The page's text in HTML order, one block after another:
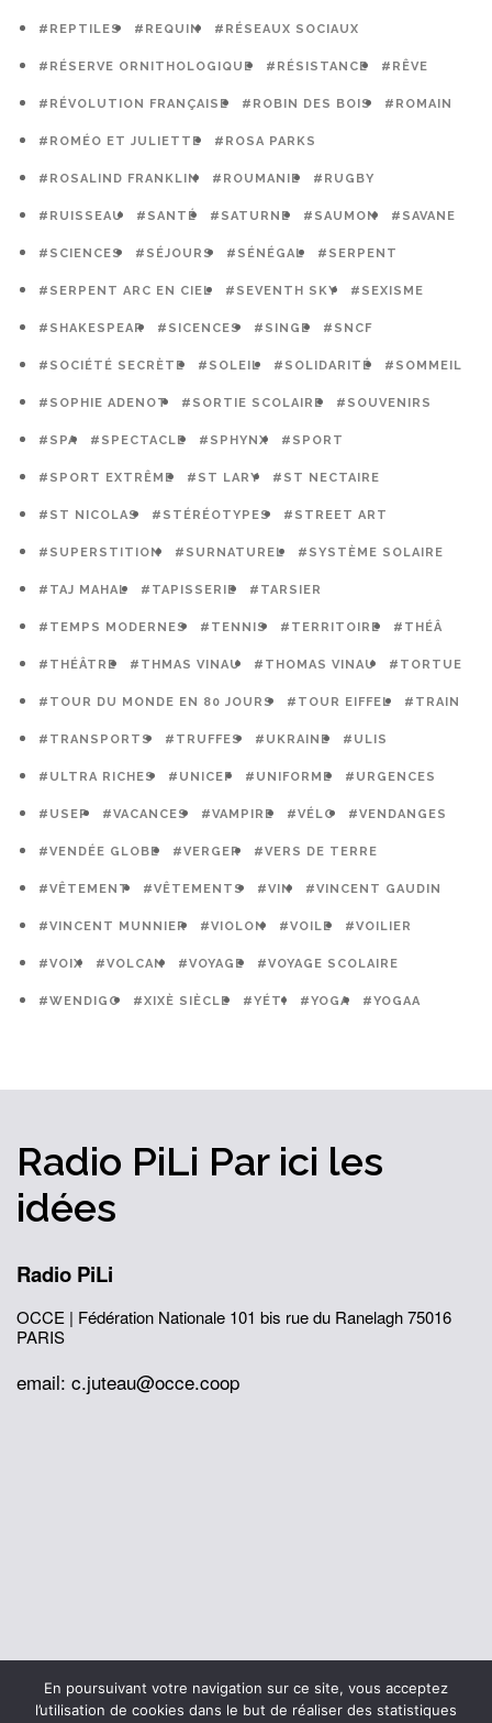
#REPTILES #REQUIN #RÉSEAUX SOCIAUX
#RÉSERVE ORNITHOLOGIQUE #RÉSISTANCE #RÊVE
#RÉVOLUTION FRANÇAISE #ROBIN DES BOIS #ROMAIN
#ROMÉO ET JULIETTE #ROSA PARKS
#ROSALIND FRANKLIN #ROUMANIE #RUGBY
#RUISSEAU #SANTÉ #SATURNE #SAUMON #SAVANE
#SCIENCES #SÉJOURS #SÉNÉGAL #SERPENT
#SERPENT ARC EN CIEL #SEVENTH SKY #SEXISME
#SHAKESPEAR #SICENCES #SINGE #SNCF
#SOCIÉTÉ SECRÈTE #SOLEIL #SOLIDARITÉ #SOMMEIL
#SOPHIE ADENOT #SORTIE SCOLAIRE #SOUVENIRS
#SPA #SPECTACLE #SPHYNX #SPORT
#SPORT EXTRÊME #ST LARY #ST NECTAIRE
#ST NICOLAS #STÉRÉOTYPES #STREET ART
#SUPERSTITION #SURNATUREL #SYSTÈME SOLAIRE
#TAJ MAHAL #TAPISSERIE #TARSIER
#TEMPS MODERNES #TENNIS #TERRITOIRE #THÉÂ
#THÉÂTRE #THMAS VINAU #THOMAS VINAU #TORTUE
#TOUR DU MONDE EN 80 JOURS #TOUR EIFFEL #TRAIN
#TRANSPORTS #TRUFFES #UKRAINE #ULIS
#ULTRA RICHES #UNICEF #UNIFORME #URGENCES
#USEP #VACANCES #VAMPIRE #VÉLO #VENDANGES
#VENDÉE GLOBE #VERGER #VERS DE TERRE
#VÊTEMENT #VÊTEMENTS #VIN #VINCENT GAUDIN
#VINCENT MUNNIER #VIOLON #VOILE #VOILIER
#VOIX #VOLCAN #VOYAGE #VOYAGE SCOLAIRE
#WENDIGO #XIXÈ SIÈCLE #YÉTI #YOGA #YOGAA
Radio PiLi Par ici les
idées
Radio PiLi
OCCE | Fédération Nationale 101 bis rue du Ranelagh75016
PARIS
email: c.juteau@occe.coop
© 2026 Office Central de la Coopération à l'École
Mentions légales
Politique de confidentialité
En poursuivant votre navigation sur ce site, vous acceptez
l’utilisation de cookies dans le but de réaliser des statistiques